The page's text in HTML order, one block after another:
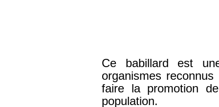
Ce babillard est
organismes
faire la promotion
population.